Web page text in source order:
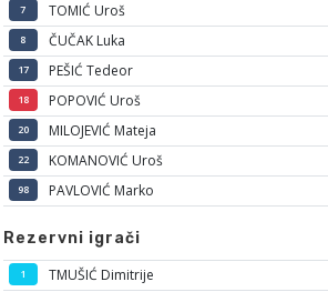
7 TOMIĆ Uroš
8 ČUČAK Luka
17 PEŠIĆ Tedeor
18 POPOVIĆ Uroš
20 MILOJEVIĆ Mateja
22 KOMANOVIĆ Uroš
98 PAVLOVIĆ Marko
Rezervni igrači
1 TMUŠIĆ Dimitrije